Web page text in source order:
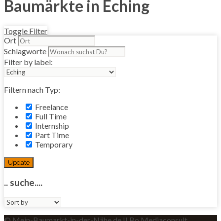
Baumärkte in Eching
Toggle Filter
Ort
Schlagworte
Filter by label:
Filtern nach Typ:
Freelance
Full Time
Internship
Part Time
Temporary
Update
.. suche....
Sort